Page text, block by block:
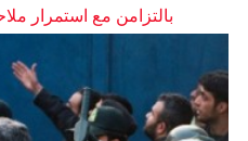
بالتزامن مع استمرار